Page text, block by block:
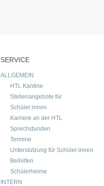
SERVICE
ALLGEMEIN
HTL Kantine
Stellenangebote für
Schüler:innen
Karriere an der HTL
Sprechstunden
Termine
Unterstützung für Schüler:innen
Beihilfen
Schülerheime
INTERN